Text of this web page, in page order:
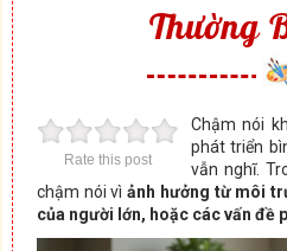
Thường
Rate this post
Chậm nói
phát triển
vẫn nghĩ.
chậm nói vìảnh hưởng từ môi
của người lớn, hoặc các vấn đề